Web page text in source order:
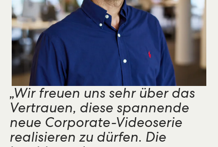
„Wir freuen uns sehr über das
Vertrauen, diese spannende
neue Corporate-Videoserie
realisieren zu dürfen. Die